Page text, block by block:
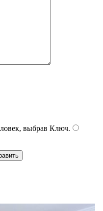
выбрав Ключ.